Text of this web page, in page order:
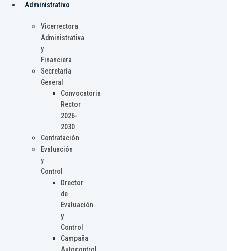
Administrativo
Vicerrectora
Administrativa
y
Financiera
Secretaría
General
Convocatoria
Rector
2026-
2030
Contratación
Evaluación
y
Control
Drector
de
Evaluación
y
Control
Campaña